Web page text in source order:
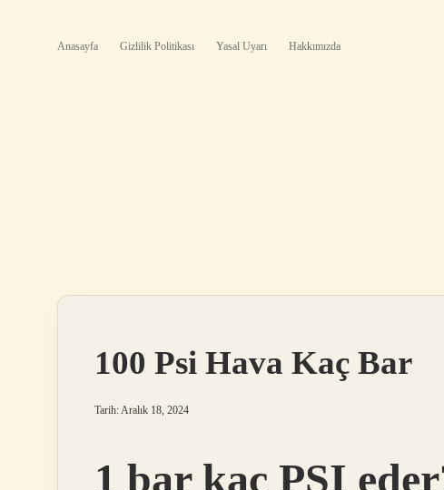
Anasayfa Gizlilik Politikası Yasal Uyarı Hakkımızda
100 Psi Hava Kaç Bar
Tarih: Aralık 18, 2024
1 bar kaç PSI